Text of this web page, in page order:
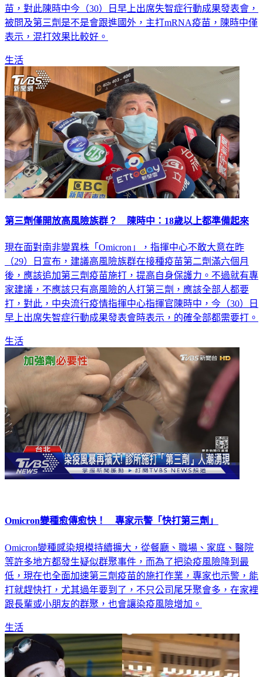
苗，對此陳時中今（30）日早上出席失智症行動成果發表會，
被問及第三劑是不是會跟進國外，主打mRNA疫苗，陳時中僅
表示，混打效果比較好。
生活
第三劑僅開放高風險族群？ 陳時中：18歲以上都準備起來
現在面對南非變異株「Omicron」，指揮中心不敢大意在昨
（29）日宣布，建議高風險族群在接種疫苗第二劑滿六個月
後，應該追加第三劑疫苗施打，提高自身保護力。不過就有專
家建議，不應該只有高風險的人打第三劑，應該全部人都要
打，對此，中央流行疫情指揮中心指揮官陳時中，今（30）日
早上出席失智症行動成果發表會時表示，的確全部都需要打。
生活
Omicron變種愈傳愈快！ 專家示警「快打第三劑」
Omicron變種感染規模持續擴大，從餐廳、職場、家庭、醫院
等許多地方都發生疑似群聚事件，而為了把染疫風險降到最
低，現在也全面加速第三劑疫苗的施打作業，專家也示警，能
打就趕快打，尤其過年要到了，不只公司尾牙聚會多，在家裡
跟長輩或小朋友的群聚，也會讓染疫風險增加。
生活